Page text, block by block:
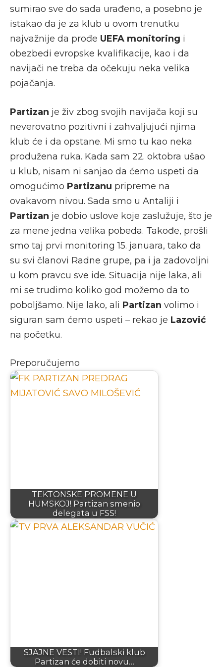
sumirao sve do sada urađeno, a posebno je
istakao da je za klub u ovom trenutku
najvažnije da prođe UEFA monitoring i
obezbedi evropske kvalifikacije, kao i da
navijači ne treba da očekuju neka velika
pojačanja.
Partizan je živ zbog svojih navijača koji su
neverovatno pozitivni i zahvaljujući njima
klub će i da opstane. Mi smo tu kao neka
produžena ruka. Kada sam 22. oktobra ušao
u klub, nisam ni sanjao da ćemo uspeti da
omogućimo Partizanu pripreme na
ovakavom nivou. Sada smo u Antaliji i
Partizan je dobio uslove koje zaslužuje, što je
za mene jedna velika pobeda. Takođe, prošli
smo taj prvi monitoring 15. januara, tako da
su svi članovi Radne grupe, pa i ja zadovoljni
u kom pravcu sve ide. Situacija nije laka, ali
mi se trudimo koliko god možemo da to
poboljšamo. Nije lako, ali Partizan volimo i
siguran sam ćemo uspeti – rekao je Lazović
na početku.
Preporučujemo
TEKTONSKE PROMENE U
HUMSKOJ! Partizan smenio
delegata u FSS!
SJAJNE VESTI! Fudbalski klub
Partizan će dobiti novu…